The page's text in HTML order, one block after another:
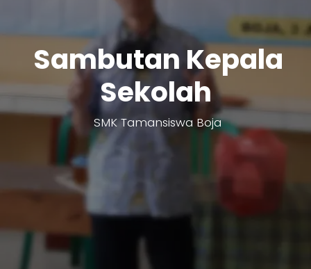
Sambutan Kepala
Sekolah
SMK Tamansiswa Boja